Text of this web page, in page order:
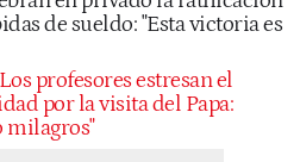
de sueldo: "Esta victoria es
Los profesores estresan el
por la visita del Papa:
milagros"